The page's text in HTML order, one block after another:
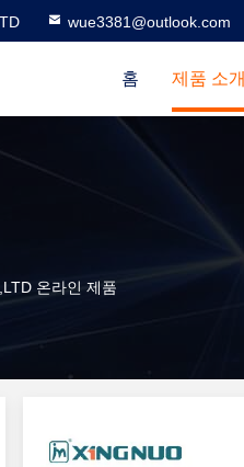
wue3381@outlook.com
홈 제품 소개
온라인 제품